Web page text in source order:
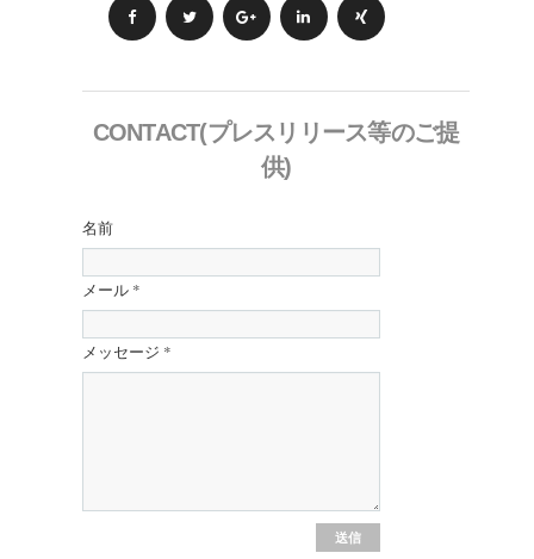
CONTACT(プレスリリース等のご提
供)
名前
メール *
メッセージ *